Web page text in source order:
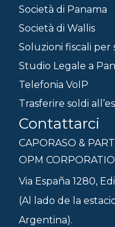
Società di Panama
Società di Wallis
Soluzioni fiscali
Studio Legale a
Telefonia VoIP
Trasferire soldi
Contattarci
CAPORASO &
OPM
Via España 1280,
(Al lado de la
Argentina).